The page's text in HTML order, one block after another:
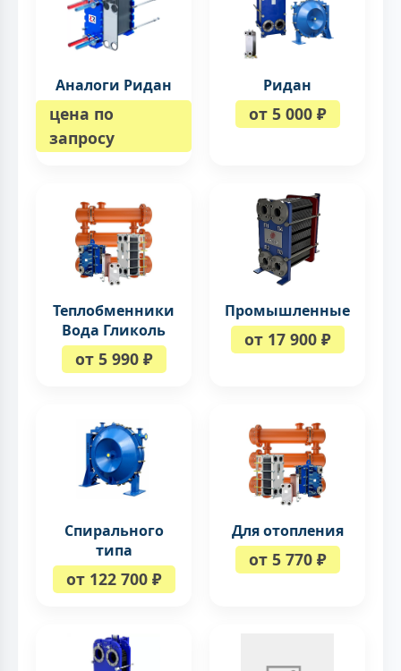
Аналоги Ридан
цена по
запросу
Ридан
от 5 000 ₽
Теплобменники
Вода Гликоль
от 5 990 ₽
Промышленные
от 17 900 ₽
Спирального
типа
от 122 700 ₽
Для отопления
от 5 770 ₽